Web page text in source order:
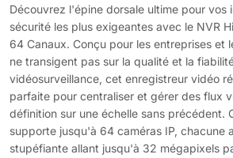
Découvrez l'épine dorsale ultime pour vos
sécurité les plus exigeantes avec le NVR
64 Canaux. Conçu pour les entreprises et
ne transigent pas sur la qualité et la
vidéosurveillance, cet enregistreur vidéo
parfaite pour centraliser et gérer des flux
définition sur une échelle sans précédent.
supporte jusqu'à 64 caméras IP, chacune
stupéfiante allant jusqu'à 32 mégapixels